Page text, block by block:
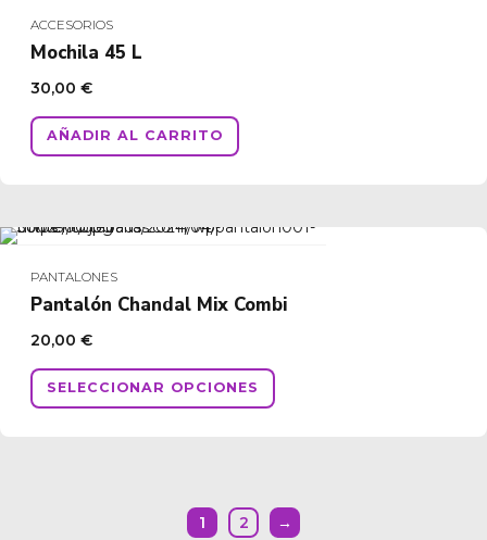
ACCESORIOS
Mochila 45 L
30,00 €
AÑADIR AL CARRITO
PANTALONES
Pantalón Chandal Mix Combi
20,00 €
SELECCIONAR OPCIONES
Este
producto
Las
opciones
1 2 →